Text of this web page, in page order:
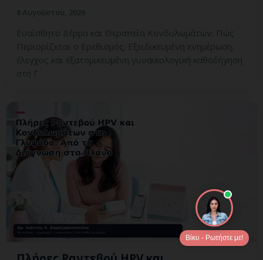
Ευαίσθητο Δέρμα και Θεραπεία Κονδυλωμάτων: Πώς
Περιορίζεται ο Ερεθισμός; Εξειδικευμένη ενημέρωση,
έλεγχος και εξατομικευμένη γυναικολογική καθοδήγηση
στη Γ
Βίκυ - Ρωτήστε με!